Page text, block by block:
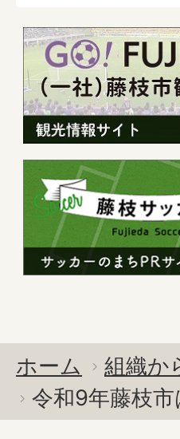
ホーム 組織か
令和9年藤枝